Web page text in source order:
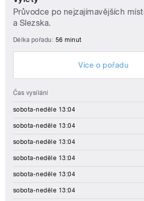
Průvodce po nejzajímavějších
a Slezska.
Délka pořadu: 56 minut
Více o pořadu
Čas vysílání
sobota-neděle 13:04
sobota-neděle 13:04
sobota-neděle 13:04
sobota-neděle 13:04
sobota-neděle 13:04
sobota-neděle 13:04